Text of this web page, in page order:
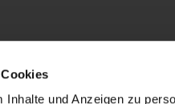
Inhalte und Anzeigen zu